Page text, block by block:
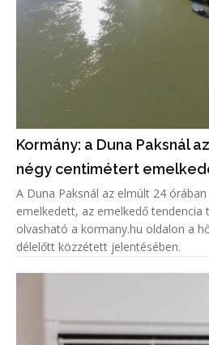
Kormány: a Duna Paksnál
négy centimétert
A Duna Paksnál az elmúlt 24
emelkedett, az emelkedő
olvasható a kormany.hu oldalon a
délelőtt közzétett jelentésében.